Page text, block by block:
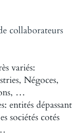
collaborateurs
variés:
Négoces,
…
entités dépassant
sociétés cotés